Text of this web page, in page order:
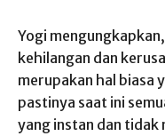
Yogi
kehilangan dan
merupakan hal biasa
pastinya saat ini
yang instan dan tidak